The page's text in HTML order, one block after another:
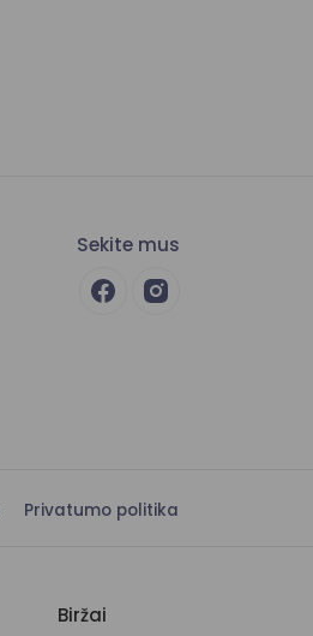
Sekite mus
Privatumo politika
Biržai